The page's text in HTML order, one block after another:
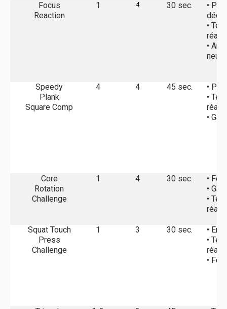
Focus
Reaction
1 4 30 sec.
•
•
•
Speedy
Plank
Square Comp
4 4 45 sec.
•
•
•
Core
Rotation
Challenge
1 4 30 sec.
•
•
•
Squat Touch
Press
Challenge
1 3 30 sec.
•
•
•